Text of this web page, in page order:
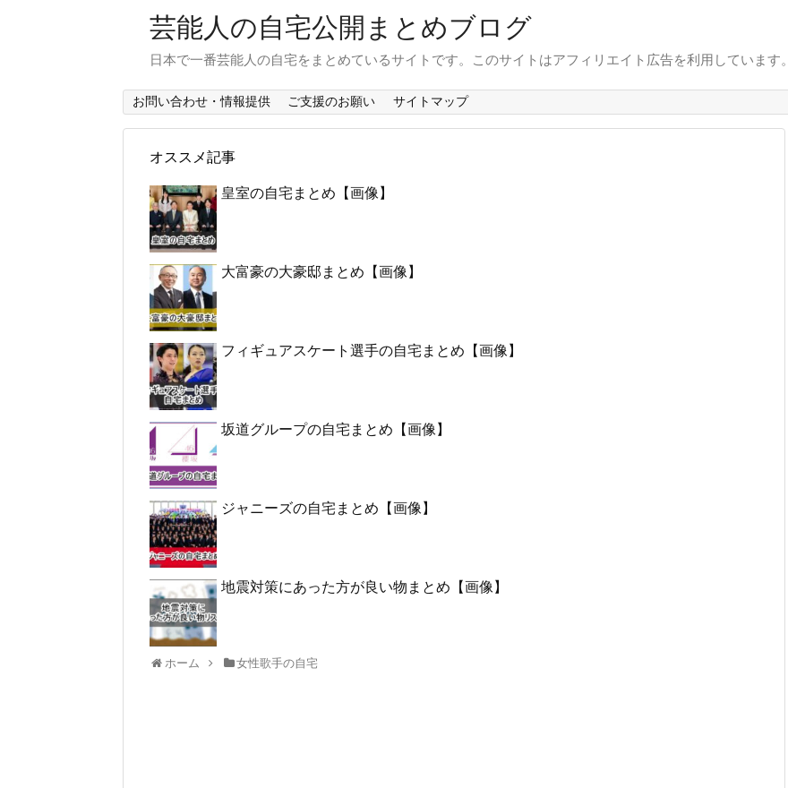
芸能人の自宅公開まとめブログ
日本で一番芸能人の自宅をまとめているサイトです。このサイトはアフィリエイト広告を利用しています。
お問い合わせ・情報提供 ご支援のお願い サイトマップ
オススメ記事
皇室の自宅まとめ【画像】
大富豪の大豪邸まとめ【画像】
フィギュアスケート選手の自宅まとめ【画像】
坂道グループの自宅まとめ【画像】
ジャニーズの自宅まとめ【画像】
地震対策にあった方が良い物まとめ【画像】
ホーム 女性歌手の自宅